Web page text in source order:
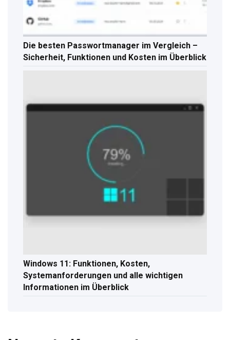
Die besten Passwortmanager im Vergleich –
Sicherheit, Funktionen und Kosten im Überblick
Windows 11: Funktionen, Kosten,
Systemanforderungen und alle wichtigen
Informationen im Überblick